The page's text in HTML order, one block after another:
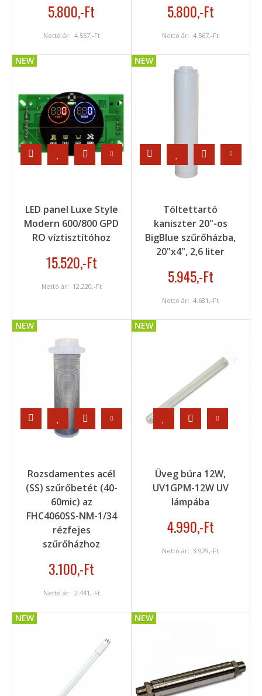
5.800,-Ft
Nettó ár: 4.567,-Ft
5.800,-Ft
Nettó ár:4.567,-Ft
LED panel Luxe Style
Modern 600/800 GPD
RO víztisztítóhoz
15.520,-Ft
Nettó ár: 12.220,-Ft
NEW
Töltettartó
kaniszter 20"-os
BigBlue szűrőházba,
20"x4", 2,6 liter
5.945,-Ft
Nettó ár:4.681 ,-Ft
NEW
Rozsdamentes acél
(SS) szűrőbetét (40-
60mic) az
FHC4060SS-NM-1/34
rézfejes
szűrőházhoz
3.100,-Ft
Nettó ár: 2.441 ,-Ft
NEW
Üveg búra 12W,
UV1GPM-12W UV
lámpába
4.990,-Ft
Nettó ár:3.929,-Ft
NEW
NEW NEW